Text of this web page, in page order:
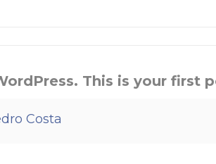
This is your first
Costa